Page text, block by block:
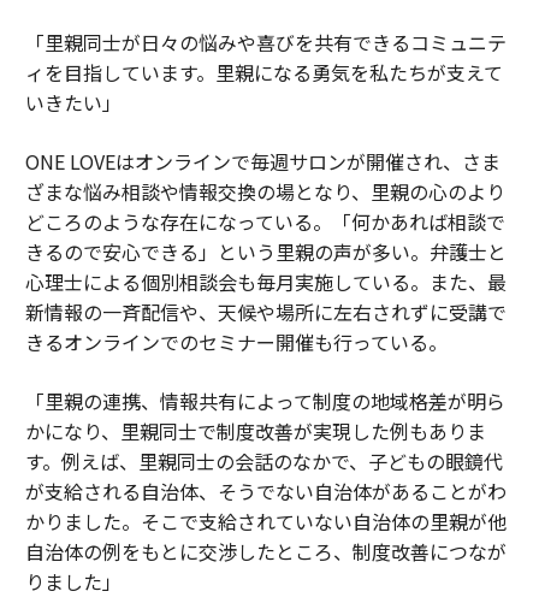
「里親同士が日々の悩みや喜びを共有できるコミュニテ
ィを目指しています。里親になる勇気を私たちが支えて
いきたい」
ONE LOVEはオンラインで毎週サロンが開催され、さま
ざまな悩み相談や情報交換の場となり、里親の心のより
どころのような存在になっている。「何かあれば相談で
きるので安心できる」という里親の声が多い。弁護士と
心理士による個別相談会も毎月実施している。また、最
新情報の一斉配信や、天候や場所に左右されずに受講で
きるオンラインでのセミナー開催も行っている。
「里親の連携、情報共有によって制度の地域格差が明ら
かになり、里親同士で制度改善が実現した例もありま
す。例えば、里親同士の会話のなかで、子どもの眼鏡代
が支給される自治体、そうでない自治体があることがわ
かりました。そこで支給されていない自治体の里親が他
自治体の例をもとに交渉したところ、制度改善につなが
りました」